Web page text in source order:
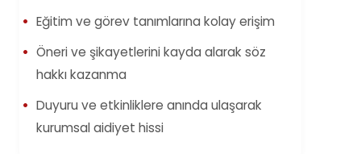
Eğitim ve görev tanımlarına kolay erişim
Öneri ve şikayetlerini kayda alarak söz
hakkı kazanma
Duyuru ve etkinliklere anında ulaşarak
kurumsal aidiyet hissi